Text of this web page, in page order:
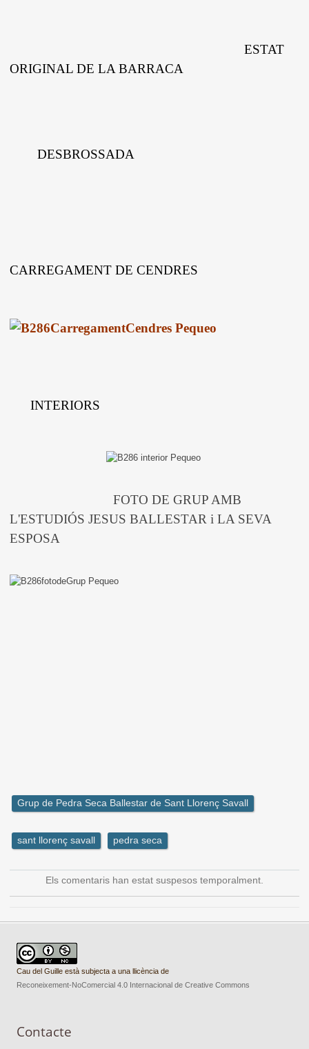
ESTAT
ORIGINAL DE LA BARRACA
DESBROSSADA
CARREGAMENT DE CENDRES
INTERIORS
FOTO DE GRUP AMB
L'ESTUDIÓS JESUS BALLESTAR i LA SEVA
ESPOSA
Grup de Pedra Seca Ballestar de Sant Llorenç Savall
sant llorenç savall pedra seca
Els comentaris han estat suspesos temporalment.
Cau del Guille està subjecta a una llicència de
Reconeixement-NoComercial 4.0 Internacional de Creative Commons
Contacte